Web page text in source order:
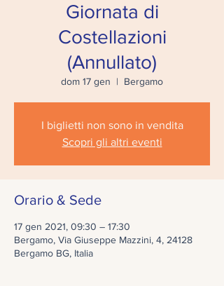
Giornata di
Costellazioni
(Annullato)
dom 17 gen
  |
Bergamo
I biglietti non sono in vendita
Scopri gli altri eventi
Orario & Sede
17 gen 2021, 09:30 – 17:30
Bergamo, Via Giuseppe Mazzini, 4, 24128
Bergamo BG, Italia